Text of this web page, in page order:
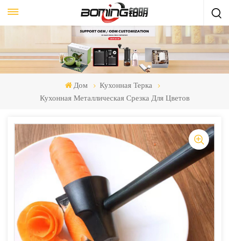
Дом
Кухонная Терка
Кухонная Металлическая Срезка Для Цветов